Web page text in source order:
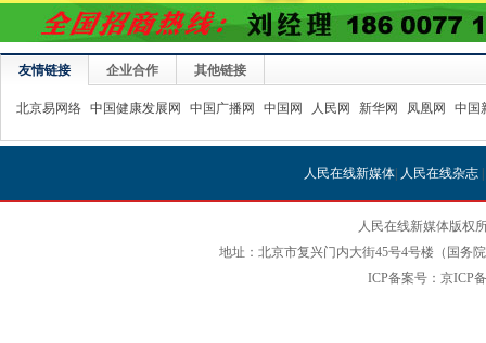
友情链接 企业合作 其他链接
北京易网络 中国健康发展网 中国广播网 中国网 人民网 新华网 凤凰网 中国
人民在线新媒体| 人民在线杂志|
人民在线新媒体版权
地址：北京市复兴门内大街45号4号楼（国务
ICP备案号：京ICP